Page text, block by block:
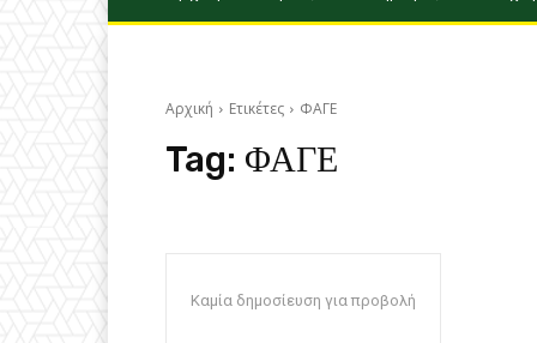
Αρχική Ετικέτες ΦΑΓΕ
Tag: ΦΑΓΕ
Καμία δημοσίευση για προβολή